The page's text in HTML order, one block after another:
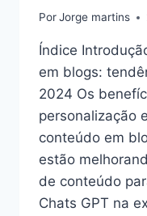
PorJorge martins
Índice
em blogs:
2024 Os
personalização
conteúdo em
estão
de conteúdo
Chats GPT na